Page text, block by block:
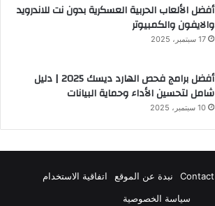
أفضل الألعاب الحربية العسكرية بدون نت للاندرويد
والايفون والكمبيوتر
17 سبتمبر، 2025
أفضل برامج فحص الهارد ديسك 2025 | دليل
شامل لتحسين الأداء وحماية البيانات
10 سبتمبر، 2025
نبدة عن الموقع
اتفاقية الاستخدام
سياسة الخصوصية